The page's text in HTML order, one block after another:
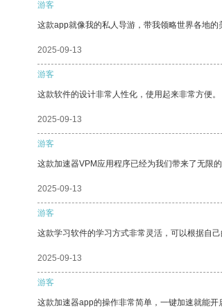
游客
这款app就像我的私人导游，带我领略世界各地的
2025-09-13
游客
这款软件的设计非常人性化，使用起来非常方便。
2025-09-13
游客
这款加速器VPM应用程序已经为我们带来了无限
2025-09-13
游客
这款学习软件的学习方式非常灵活，可以根据自
2025-09-13
游客
这款加速器app的操作非常简单，一键加速就能开